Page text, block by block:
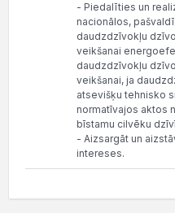
- Piedalīties un
nacionālos,
daudzdzīvokļu
veikšanai
daudzdzīvokļu
veikšanai, ja
atsevišķu tehnisko
normatīvajos aktos
bīstamu cilvēku
- Aizsargāt un
intereses.